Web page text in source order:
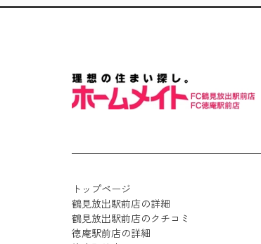
トップページ
鶴見放出駅前店の詳細
鶴見放出駅前店のクチコミ
徳庵駅前店の詳細